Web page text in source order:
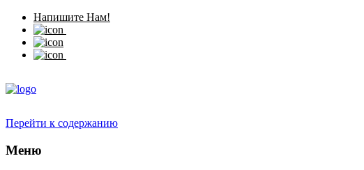
Напишите Нам!
Перейти к содержанию
Меню